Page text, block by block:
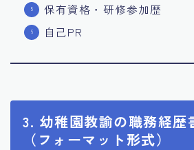
保有資格・研修参加歴
自己PR
3. 幼稚園教諭の職務経歴
（フォーマット形式）